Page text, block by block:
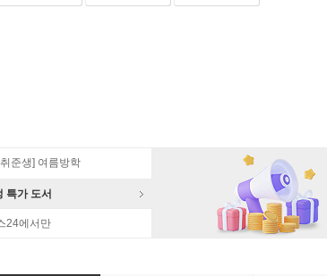
준생] 여름방학
특가 도서
24에서만